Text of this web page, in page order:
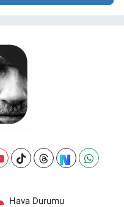
Hava Durumu